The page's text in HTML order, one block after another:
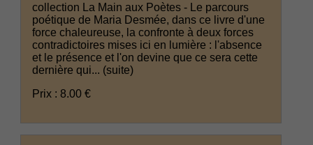
collection La Main aux Poètes - Le parcours
poétique de Maria Desmée, dans ce livre d'une
force chaleureuse, la confronte à deux forces
contradictoires mises ici en lumière : l'absence
et le présence et l'on devine que ce sera cette
dernière qui... (suite)
Prix : 8.00 €